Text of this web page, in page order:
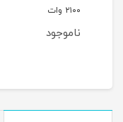
۲۱۰۰ وات
ناموجود